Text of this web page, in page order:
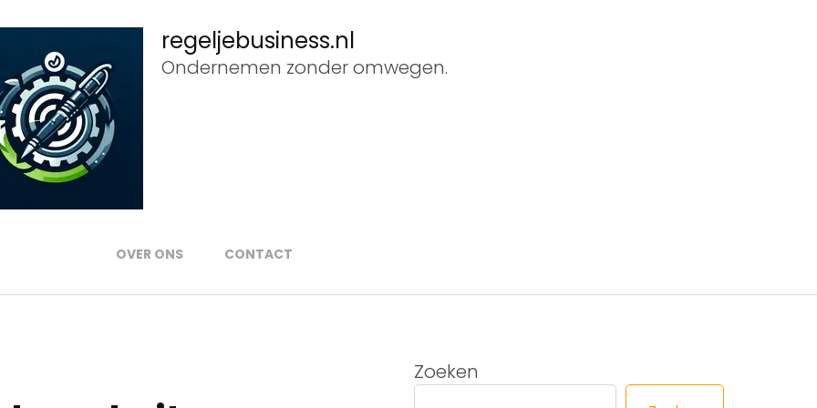
regeljebusiness.nl
Ondernemen zonder omwegen.
OVER ONS CONTACT
Zoeken